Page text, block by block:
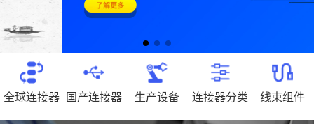
全球连接器 国产连接器 生产设备 连接器分类 线束组件